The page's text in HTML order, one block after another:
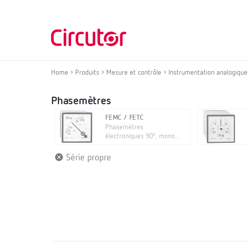
Home Produits Mesure et contrôle Instrumentation analogique
Phasemètres
FEMC / FETC
Phasemètres
électroniques 90º, mono...
Série propre